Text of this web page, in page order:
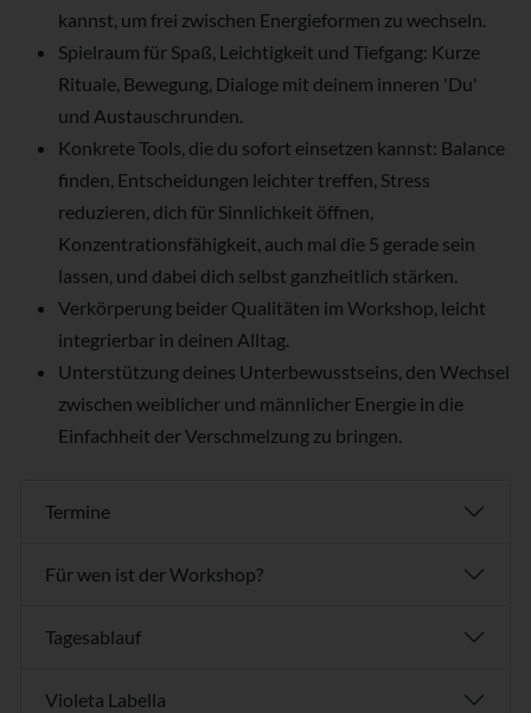
kannst, um frei zwischen Energieformen zu wechseln.
Spielraum für Spaß, Leichtigkeit und Tiefgang: Kurze
Rituale, Bewegung, Dialoge mit deinem inneren 'Du'
und Austauschrunden.
Konkrete Tools, die du sofort einsetzen kannst: Balance
finden, Entscheidungen leichter treffen, Stress
reduzieren, dich für Sinnlichkeit öffnen,
Konzentrationsfähigkeit, auch mal die 5 gerade sein
lassen, und dabei dich selbst ganzheitlich stärken.
Verkörperung beider Qualitäten im Workshop, leicht
integrierbar in deinen Alltag.
Unterstützung deines Unterbewusstseins, den Wechsel
zwischen weiblicher und männlicher Energie in die
Einfachheit der Verschmelzung zu bringen.
Termine
Für wen ist der Workshop?
Tagesablauf
Violeta Labella